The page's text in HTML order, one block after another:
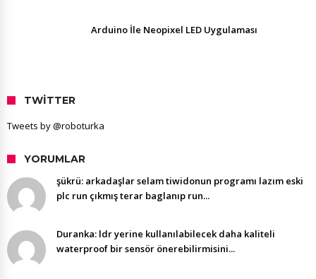
Arduino İle Neopixel LED Uygulaması
TWITTER
Tweets by @roboturka
YORUMLAR
şükrü: arkadaşlar selam tiwidonun programı lazım eski
plc run çıkmış terar baglanıp run...
Duranka: ldr yerine kullanılabilecek daha kaliteli
waterproof bir sensör önerebilirmisini...